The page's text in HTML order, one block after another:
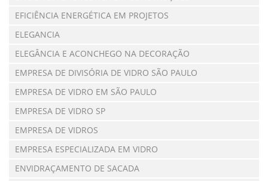
EFICIÊNCIA ENERGÉTICA EM PROJETOS
ELEGANCIA
ELEGÂNCIA E ACONCHEGO NA DECORAÇÃO
EMPRESA DE DIVISÓRIA DE VIDRO SÃO PAULO
EMPRESA DE VIDRO EM SÃO PAULO
EMPRESA DE VIDRO SP
EMPRESA DE VIDROS
EMPRESA ESPECIALIZADA EM VIDRO
ENVIDRAÇAMENTO DE SACADA